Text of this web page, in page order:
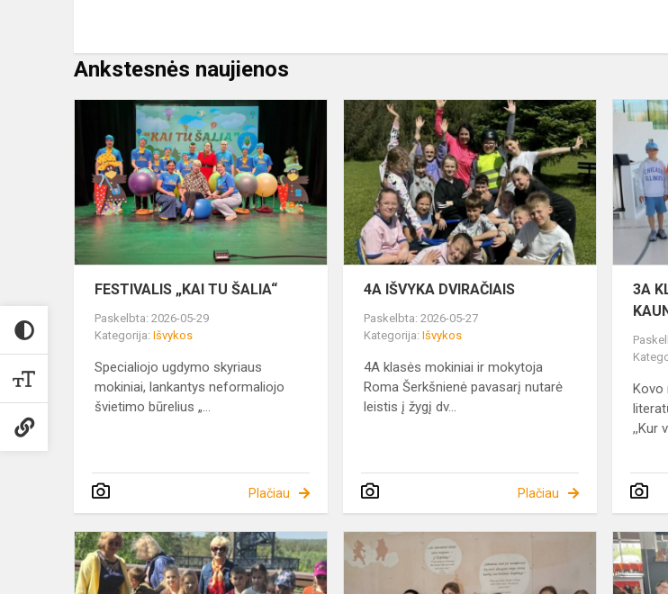
Ankstesnės naujienos
FESTIVALIS
„KAI
ŠALIA“
FESTIVALIS „KAI TU ŠALIA“
Paskelbta: 2026-05-29
Kategorija: Išvykos
Specialiojo ugdymo skyriaus
mokiniai, lankantys neformaliojo
švietimo būrelius „...
Plačiau
4A
IŠVYKA
DVIRAČIAIS
4A IŠVYKA DVIRAČIAIS
Paskelbta: 2026-05-27
Kategorija:Išvykos
4A klasės mokiniai ir mokytoja
Roma Šerkšnienė pavasarį nutarė
leistis į žygį dv...
Plačiau
3A
Kovo
,,Kur
IŠVYKA
Į
ANYKŠČIUS